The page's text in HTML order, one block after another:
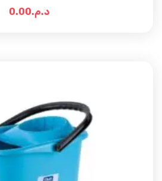
د.م.0.00